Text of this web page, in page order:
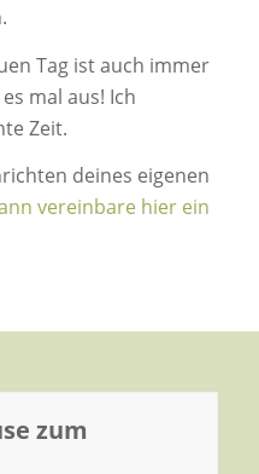
Tag ist auch immer
mal aus! Ich
Zeit.
deines eigenen
vereinbare hier ein
zum